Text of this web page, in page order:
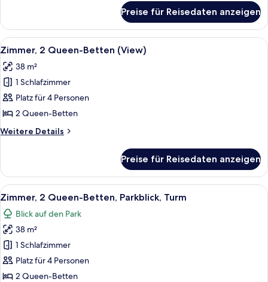
1 King-
Bett,
Balkon
Preise für Reisedaten anzeigen
Alle
Fotos
für
Zimmer,
2 Queen-
Betten
(View)
anzeigen
Ein Hotelzimmer mit zwei Betten,
5
Zimmer, 2 Queen-Betten (View)
38 m²
1 Schlafzimmer
Platz für 4 Personen
2 Queen-Betten
Weitere Details
Weitere
2 Queen-
Betten
(View)
Preise für Reisedaten anzeigen
Alle
Fotos
für
Zimmer,
2 Queen-
Betten,
Parkblick,
Ein Hotelzimmer mit zwei Betten,
7
Zimmer, 2 Queen-Betten, Parkblick, Turm
Blick auf den Park
38 m²
1 Schlafzimmer
Platz für 4 Personen
2 Queen-Betten